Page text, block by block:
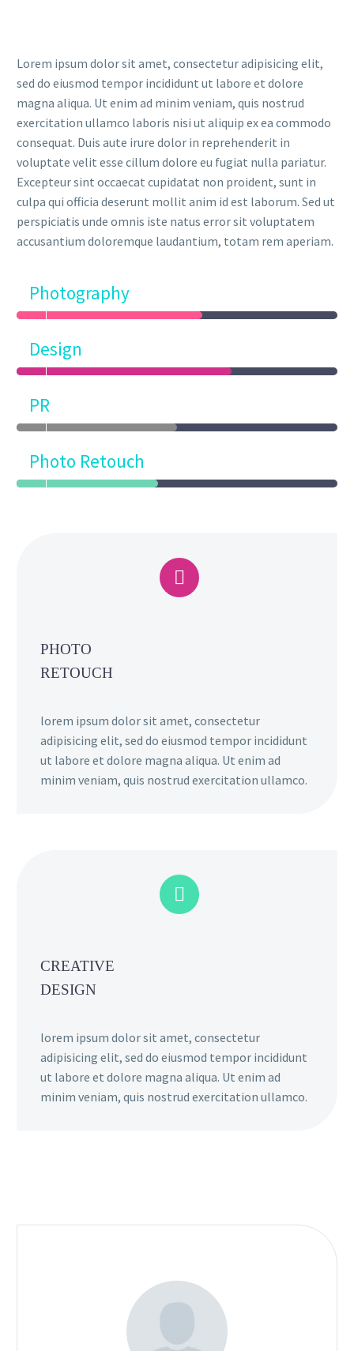
Lorem ipsum dolor sit amet, consectetur adipisicing elit,
sed do eiusmod tempor incididunt ut labore et dolore
magna aliqua. Ut enim ad minim veniam, quis nostrud
exercitation ullamco laboris nisi ut aliquip ex ea commodo
consequat. Duis aute irure dolor in reprehenderit in
voluptate velit esse cillum dolore eu fugiat nulla pariatur.
Excepteur sint occaecat cupidatat non proident, sunt in
culpa qui officia deserunt mollit anim id est laborum. Sed ut
perspiciatis unde omnis iste natus error sit voluptatem
accusantium doloremque laudantium, totam rem aperiam.
Photography
Design
PR
Photo Retouch


PHOTO
RETOUCH
lorem ipsum dolor sit amet, consectetur
adipisicing elit, sed do eiusmod tempor incididunt
ut labore et dolore magna aliqua. Ut enim ad
minim veniam, quis nostrud exercitation ullamco.


CREATIVE
DESIGN
lorem ipsum dolor sit amet, consectetur
adipisicing elit, sed do eiusmod tempor incididunt
ut labore et dolore magna aliqua. Ut enim ad
minim veniam, quis nostrud exercitation ullamco.